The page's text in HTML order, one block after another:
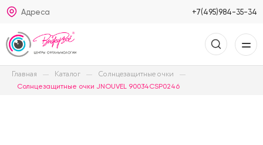
Адреса +7(495)984-35-34
Главная Каталог Солнцезащитные очки
Солнцезащитные очки JNOUVEL 90034CSP0246